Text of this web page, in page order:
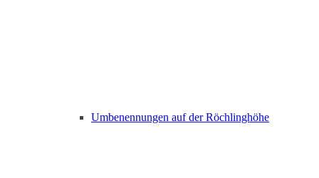
Umbenennungen auf der Röchlinghöhe